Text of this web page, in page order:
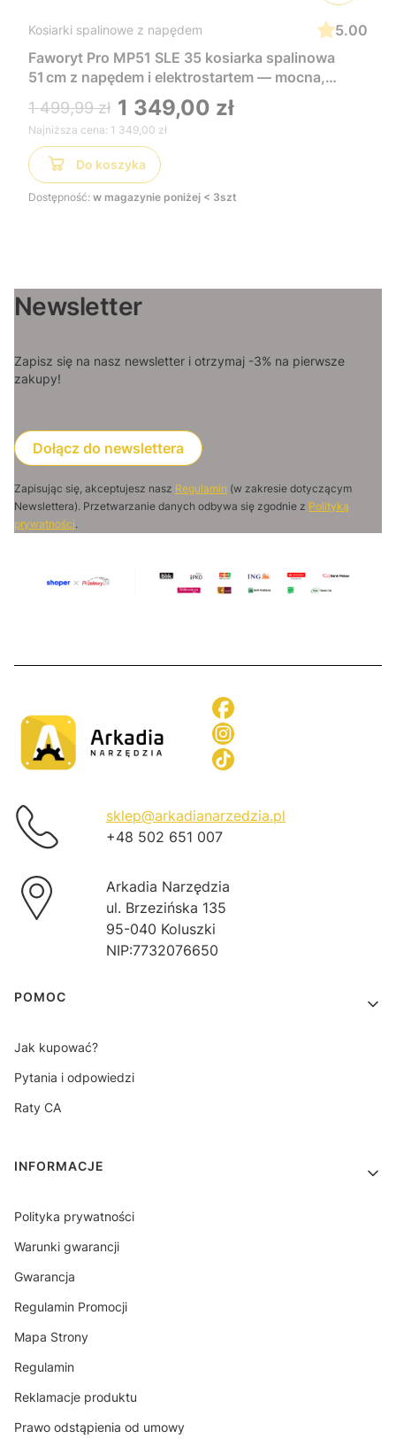
Kosiarki spalinowe z napędem
5.00
Faworyt Pro MP51 SLE 35 kosiarka spalinowa
51 cm z napędem i elektrostartem — mocna,
wygodna i łatwa w uruchomieniu, idealna do
dużych trawników
1 499,99 zł 1 349,00 zł
Najniższa cena: 1 349,00 zł
Do koszyka
Dostępność: w magazynie poniżej < 3szt
Newsletter
Zapisz się na nasz newsletter i otrzymaj -3% na pierwsze
zakupy!
Dołącz do newslettera
Zapisując się, akceptujesz nasz Regulamin (w zakresie dotyczącym
Newslettera). Przetwarzanie danych odbywa się zgodnie z Polityką
prywatności.
sklep@arkadianarzedzia.pl
+48 502 651 007
Arkadia Narzędzia
ul. Brzezińska 135
95-040 Koluszki
NIP:7732076650
Linki w stopce
POMOC
Jak kupować?
Pytania i odpowiedzi
Raty CA
INFORMACJE
Polityka prywatności
Warunki gwarancji
Gwarancja
Regulamin Promocji
Mapa Strony
Regulamin
Reklamacje produktu
Prawo odstąpienia od umowy